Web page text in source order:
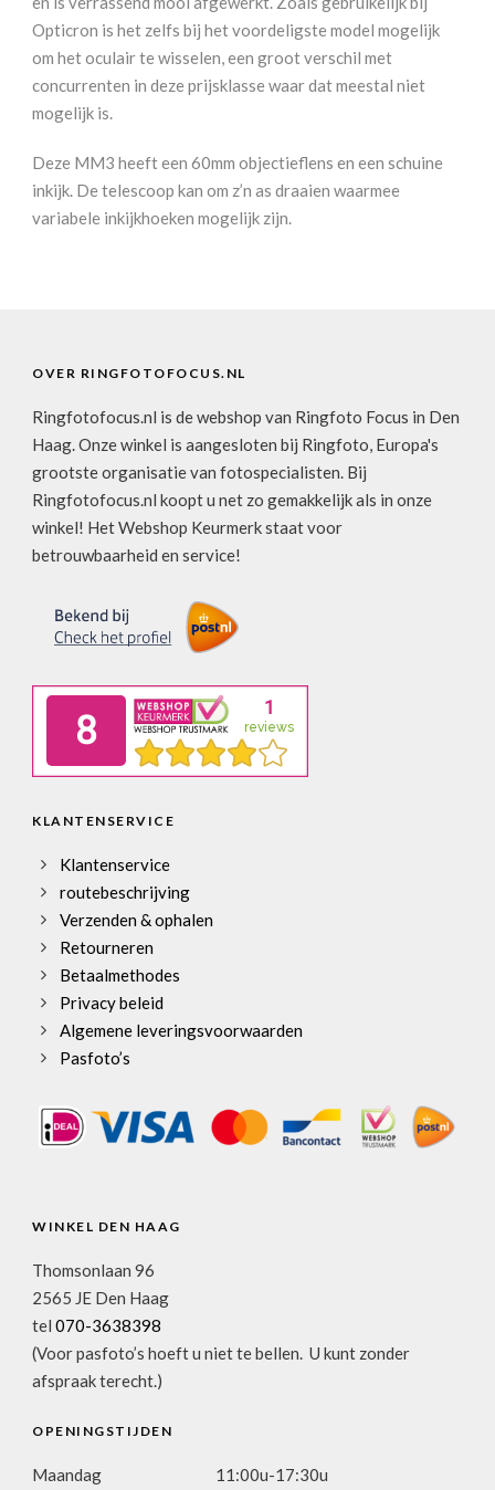
Opticron is het zelfs bij het voordeligste model mogelijk
om het oculair te wisselen, een groot verschil met
concurrenten in deze prijsklasse waar dat meestal niet
mogelijk is.
Deze MM3 heeft een 60mm objectieflens en een schuine
inkijk. De telescoop kan om z’n as draaien waarmee
variabele inkijkhoeken mogelijk zijn.
OVER RINGFOTOFOCUS.NL
Ringfotofocus.nl is de webshop van Ringfoto Focus in Den
Haag. Onze winkel is aangesloten bij Ringfoto, Europa's
grootste organisatie van fotospecialisten. Bij
Ringfotofocus.nl koopt u net zo gemakkelijk als in onze
winkel! Het Webshop Keurmerk staat voor
betrouwbaarheid en service!
KLANTENSERVICE
Klantenservice
routebeschrijving
Verzenden & ophalen
Retourneren
Betaalmethodes
Privacy beleid
Algemene leveringsvoorwaarden
Pasfoto’s
WINKEL DEN HAAG
Thomsonlaan 96
2565 JE Den Haag
tel 070-3638398
(Voor pasfoto’s hoeft u niet te bellen. U kunt zonder
afspraak terecht.)
OPENINGSTIJDEN
Maandag 11:00u-17:30u